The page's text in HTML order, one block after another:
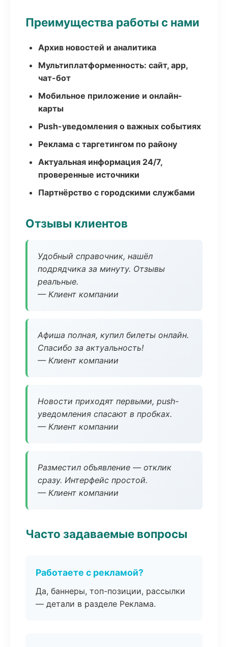
Преимущества работы с нами
Архив новостей и аналитика
Мультиплатформенность: сайт, app,
чат-бот
Мобильное приложение и онлайн-
карты
Push-уведомления о важных событиях
Реклама с таргетингом по району
Актуальная информация 24/7,
проверенные источники
Партнёрство с городскими службами
Отзывы клиентов
Удобный справочник, нашёл
подрядчика за минуту. Отзывы
реальные.
— Клиент компании
Афиша полная, купил билеты онлайн.
Спасибо за актуальность!
— Клиент компании
Новости приходят первыми, push-
уведомления спасают в пробках.
— Клиент компании
Разместил объявление — отклик
сразу. Интерфейс простой.
— Клиент компании
Часто задаваемые вопросы
Работаете с рекламой?
Да, баннеры, топ-позиции, рассылки
— детали в разделе Реклама.